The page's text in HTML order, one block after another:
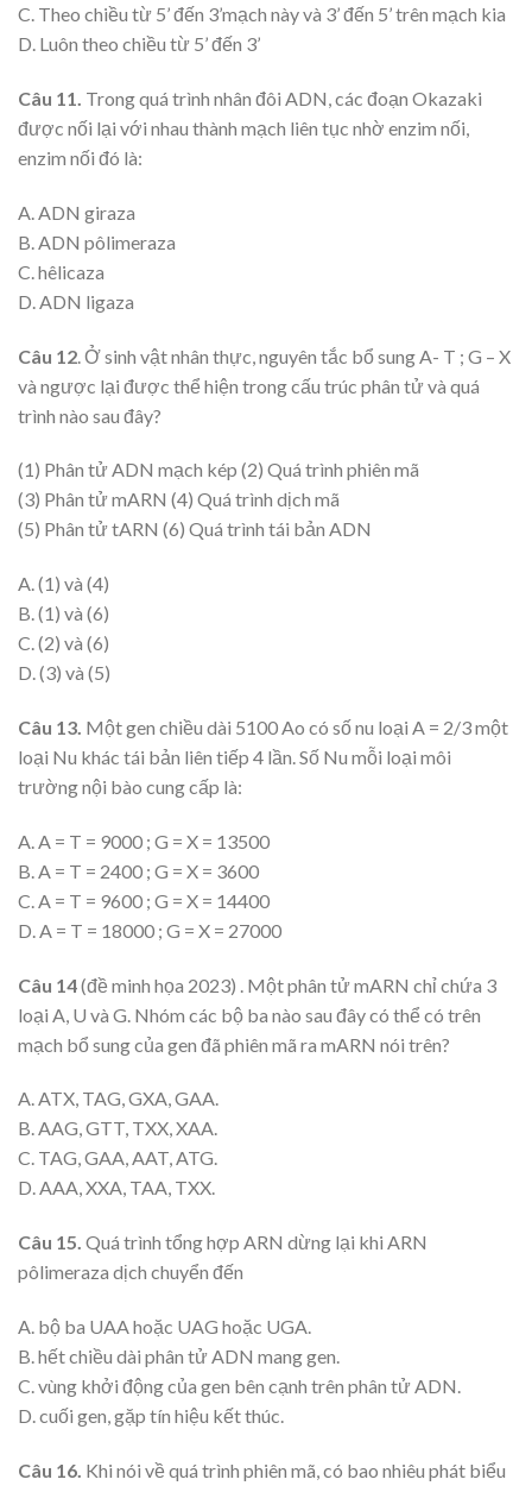
C. Theo chiều từ 5’ đến 3’mạch này và 3’ đến 5’ trên mạch kia
D. Luôn theo chiều từ 5’ đến 3’
Câu 11. Trong quá trình nhân đôi ADN, các đoạn Okazaki
được nối lại với nhau thành mạch liên tục nhờ enzim nối,
enzim nối đó là:
A. ADN giraza
B. ADN pôlimeraza
C. hêlicaza
D. ADN ligaza
Câu 12 . Ở sinh vật nhân thực, nguyên tắc bổ sung A- T ; G – X
và ngược lại được thể hiện trong cấu trúc phân tử và quá
trình nào sau đây?
(1) Phân tử ADN mạch kép (2) Quá trình phiên mã
(3) Phân tử mARN (4) Quá trình dịch mã
(5) Phân tử tARN (6) Quá trình tái bản ADN
A. (1) và (4)
B. (1) và (6)
C. (2) và (6)
D. (3) và (5)
Câu 13. Một gen chiều dài 5100 Ao có số nu loại A = 2/3 một
loại Nu khác tái bản liên tiếp 4 lần. Số Nu mỗi loại môi
trường nội bào cung cấp là:
A. A = T = 9000 ; G = X = 13500
B. A = T = 2400 ; G = X = 3600
C. A = T = 9600 ; G = X = 14400
D. A = T = 18000 ; G = X = 27000
Câu 14(đề minh họa 2023) . Một phân tử mARN chỉ chứa 3
loại A, U và G. Nhóm các bộ ba nào sau đây có thể có trên
mạch bổ sung của gen đã phiên mã ra mARN nói trên?
A. ATX, TAG, GXA, GAA.
B. AAG, GTT, TXX, XAA.
C. TAG, GAA, AAT, ATG.
D. AAA, XXA, TAA, TXX.
Câu 15. Quá trình tổng hợp ARN dừng lại khi ARN
pôlimeraza dịch chuyển đến
A. bộ ba UAA hoặc UAG hoặc UGA.
B. hết chiều dài phân tử ADN mang gen.
C. vùng khởi động của gen bên cạnh trên phân tử ADN.
D. cuối gen, gặp tín hiệu kết thúc.
Câu 16. Khi nói về quá trình phiên mã, có bao nhiêu phát biểu